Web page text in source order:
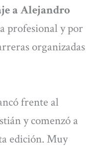
a Alejandro
profesional y por
organizadas
frente al
y comenzó a
edición. Muy